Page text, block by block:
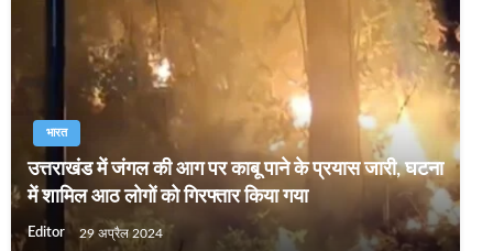
भारत
उत्तराखंड में जंगल की आग पर काबू पाने के प्रयास जारी, घटना
में शामिल आठ लोगों को गिरफ्तार किया गया
Editor 29 अप्रैल 2024